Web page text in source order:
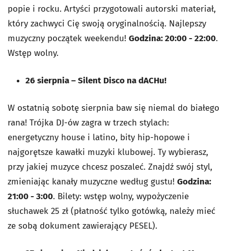
popie i rocku. Artyści przygotowali autorski materiał,
który zachwyci Cię swoją oryginalnością. Najlepszy
muzyczny początek weekendu! Godzina: 20:00 - 22:00.
Wstęp wolny.
26 sierpnia – Silent Disco na dACHu!
W ostatnią sobotę sierpnia baw się niemal do białego
rana! Trójka DJ-ów zagra w trzech stylach:
energetyczny house i latino, bity hip-hopowe i
najgorętsze kawałki muzyki klubowej. Ty wybierasz,
przy jakiej muzyce chcesz poszaleć. Znajdź swój styl,
zmieniając kanały muzyczne według gustu! Godzina:
21:00 - 3:00. Bilety: wstęp wolny, wypożyczenie
słuchawek 25 zł (płatność tylko gotówką, należy mieć
ze sobą dokument zawierający PESEL).